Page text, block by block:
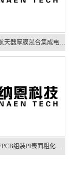
等离子清洗在航天器厚膜混合集成电路引线键合中的应用
等离子清洗在FPCB组装PI表面粗化改性中的应用